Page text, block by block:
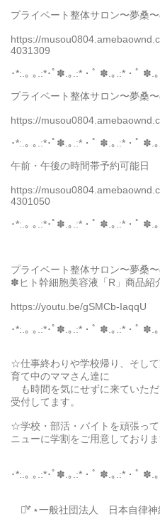
プライベート整体サロン〜夢桑
https://
4031309
･*:.｡ ｡.:*･ﾟ✽.｡.:*・ﾟ ✽.｡.:*・ﾟ ✽.
プライベート整体サロン〜夢桑
https://
･*:.｡ ｡.:*･ﾟ✽.｡.:*・ﾟ ✽.｡.:*・ﾟ ✽.
午前・午後の時間帯予約可能日
https://
4301050
･*:.｡ ｡.:*･ﾟ✽.｡.:*・ﾟ ✽.｡.:*・ﾟ ✽.
プライベート整体サロン〜夢桑
✽ヒト幹細胞美容液「R」商品紹
https://youtu.be/gSMCb-IaqqU
･*:.｡ ｡.:*･ﾟ✽.｡.:*・ﾟ ✽.｡.:*・ﾟ ✽.
☆仕事終わりや学校帰り、そし
育て中のママさん達に
も時間を気にせずに来ていた
受付してます。
☆学校・部活・バイトを頑張っ
ニューに学割をご用意しており
･*:.｡ ｡.:*･ﾟ✽.｡.:*・ﾟ ✽.｡.:*・ﾟ ✽.
⋆͛*͛ ⋆一般社団法人 日本自律神